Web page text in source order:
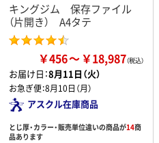
キングジム 保存ファイル
（片開き） A4タテ
￥456 ￥18,987
お届け日：8月11日（火）
お急ぎ便：8月10日（月）
アスクル在庫商品
とじ厚・カラー・販売単位違いの商品が14商
品あります